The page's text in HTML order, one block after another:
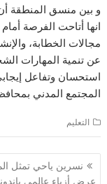
و بين منسق المنطقة أن
انها أتاحت الفرصة
مجالات الخطابة،
عن تنمية المهارات
استحسان وتفاعل
المجتمع المدني
التعليم
تصفّح
المقالات
نسرين ياحي تمثل
عرض أزياء عالمي